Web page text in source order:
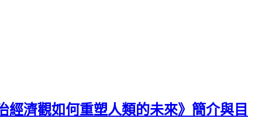
濟觀如何重塑人類的未來》簡介與目